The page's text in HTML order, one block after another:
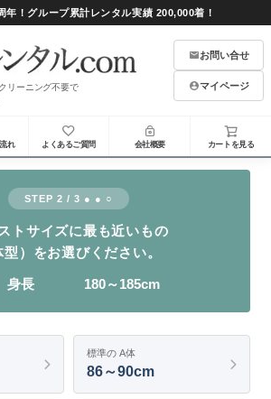
年！グループ累計レンタル実績 200,000着！
リーニング不要で
お問い合せ
マイページ
れ よくあるご質問 会社概要 カートを見る
STEP 2 / 3 ● ● ○
トサイズに最も近いもの
型）をお選びください。
身長 180～185cm
標準の A体
86～90cm